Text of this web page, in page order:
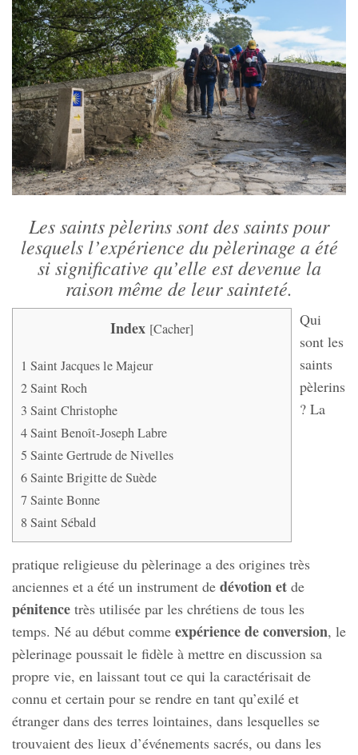
Les saints pèlerins sont des saints pour
lesquels l’expérience du pèlerinage a été
si significative qu’elle est devenue la
raison même de leur sainteté.
Index [Cacher]
1 Saint Jacques le Majeur
2Saint Roch
3 Saint Christophe
4Saint Benoît-Joseph Labre
5 Sainte Gertrude de Nivelles
6Sainte Brigitte de Suède
7Sainte Bonne
8 Saint Sébald
Qui
sont les
saints
pèlerins
? La
pratique religieuse du pèlerinage a des origines très
anciennes et a été un instrument de dévotion et de
pénitence très utilisée par les chrétiens de tous les
temps. Né au début comme expérience de conversion, le
pèlerinage poussait le fidèle à mettre en discussion sa
propre vie, en laissant tout ce qui la caractérisait de
connu et certain pour se rendre en tant qu’exilé et
étranger dans des terres lointaines, dans lesquelles se
trouvaient des lieux d’événements sacrés, ou dans les